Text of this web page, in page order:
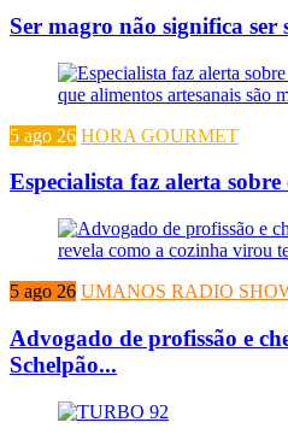
Ser magro não significa ser
5 ago 26 HORA GOURMET
Especialista faz alerta
5 ago 26 UMANOS RADIO
Advogado de profissão e
Schelpão...